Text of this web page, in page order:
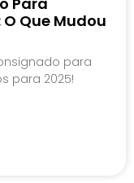
Que Mudou
para
para 2025!